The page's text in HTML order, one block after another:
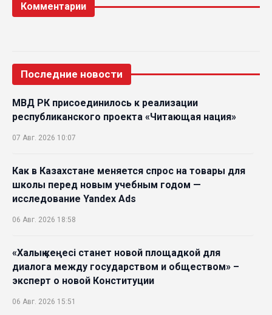
Комментарии
Последние новости
МВД РК присоединилось к реализации
республиканского проекта «Читающая нация»
07 Авг. 2026 10:07
Как в Казахстане меняется спрос на товары для
школы перед новым учебным годом —
исследование Yandex Ads
06 Авг. 2026 18:58
«Халық кеңесі станет новой площадкой для
диалога между государством и обществом» –
эксперт о новой Конституции
06 Авг. 2026 15:51